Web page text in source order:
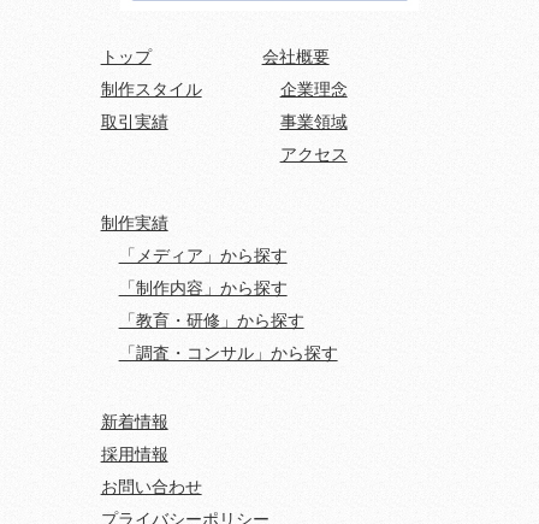
トップ
制作スタイル
取引実績
会社概要
企業理念
事業領域
アクセス
制作実績
「メディア」から探す
「制作内容」から探す
「教育・研修」から探す
「調査・コンサル」から探す
新着情報
採用情報
お問い合わせ
プライバシーポリシー